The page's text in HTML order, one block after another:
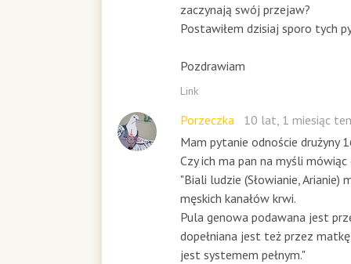
zaczynają swój przejaw?
Postawiłem dzisiaj sporo tych
Pozdrawiam
Link
Porzeczka
10 lat, 1 miesiąc
Mam pytanie odnoście drużyny
Czy ich ma pan na myśli
"Biali ludzie (Słowianie, Arianie)
męskich kanałów krwi.
Pula genowa podawana jest
dopełniana jest też przez
jest systemem pełnym."